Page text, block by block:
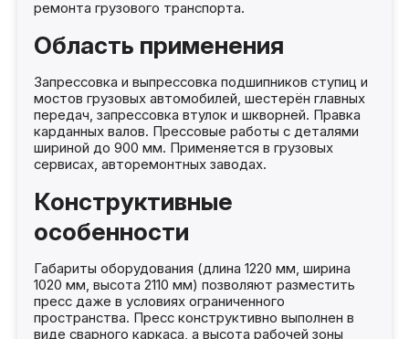
ремонта грузового транспорта.
Область применения
Запрессовка и выпрессовка подшипников ступиц и
мостов грузовых автомобилей, шестерён главных
передач, запрессовка втулок и шкворней. Правка
карданных валов. Прессовые работы с деталями
шириной до 900 мм. Применяется в грузовых
сервисах, авторемонтных заводах.
Конструктивные
особенности
Габариты оборудования (длина 1220 мм, ширина
1020 мм, высота 2110 мм) позволяют разместить
пресс даже в условиях ограниченного
пространства. Пресс конструктивно выполнен в
виде сварного каркаса, а высота рабочей зоны